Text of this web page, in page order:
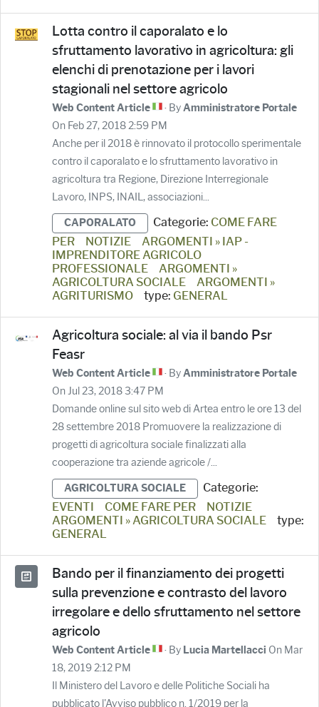
Lotta contro il caporalato e lo
sfruttamento lavorativo in agricoltura: gli
elenchi di prenotazione per i lavori
stagionali nel settore agricolo
Web Content Article · ByAmministratore Portale
On Feb 27, 2018 2:59 PM
Anche per il 2018 è rinnovato il protocollo sperimentale
contro il caporalato e lo sfruttamento lavorativo in
agricoltura tra Regione, Direzione Interregionale
Lavoro, INPS, INAIL, associazioni...
CAPORALATO Categorie: COME FARE
PER
NOTIZIE
ARGOMENTI » IAP -
IMPRENDITORE AGRICOLO
PROFESSIONALE
ARGOMENTI »
AGRICOLTURA SOCIALE
ARGOMENTI »
AGRITURISMO
type: GENERAL
Agricoltura sociale: al via il bando Psr
Feasr
Web Content Article · ByAmministratore Portale
On Jul 23, 2018 3:47 PM
Domande online sul sito web di Artea entro le ore 13 del
28 settembre 2018 Promuovere la realizzazione di
progetti di agricoltura sociale finalizzati alla
cooperazione tra aziende agricole /...
AGRICOLTURA SOCIALE
Categorie:
EVENTI
COME FARE PER
NOTIZIE
ARGOMENTI » AGRICOLTURA SOCIALE
type:
GENERAL
Bando per il finanziamento dei progetti
sulla prevenzione e contrasto del lavoro
irregolare e dello sfruttamento nel settore
agricolo
Web Content Article · By Lucia Martellacci On Mar
18, 2019 2:12 PM
Il Ministero del Lavoro e delle Politiche Sociali ha
pubblicato l'Avviso pubblico n. 1/2019 per la